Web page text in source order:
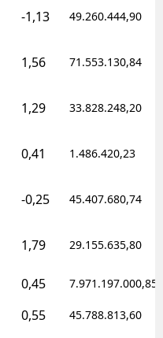
-1,13 49.260.444,90
1,56 71.553.130,84
1,29 33.828.248,20
0,41 1.486.420,23
-0,25 45.407.680,74
1,79 29.155.635,80
0,45 7.971.197.000,85
0,55 45.788.813,60